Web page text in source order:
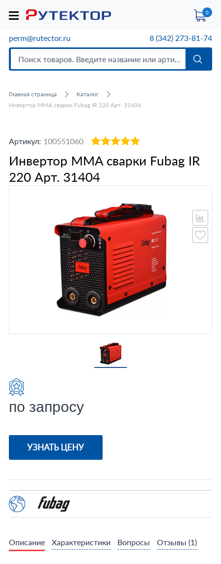
0
perm@rutector.ru 8 (342) 273-81-74
Главная страница
Каталог
Инвертор MMA сварки Fubag IR 220 Арт. 31404
Артикул: 100551060
Инвертор MMA сварки Fubag IR
220 Арт. 31404
по запросу
УЗНАТЬ ЦЕНУ
Описание Характеристики Вопросы Отзывы (1)